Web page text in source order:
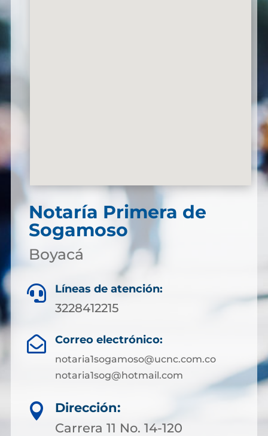
Notaría Primera de
Sogamoso
Boyacá
 Líneas de atención:
3228412215
 Correo electrónico:
notaria1sogamoso@ucnc.com.co
notaria1sog@hotmail.com

Dirección:
Carrera 11 No. 14-120